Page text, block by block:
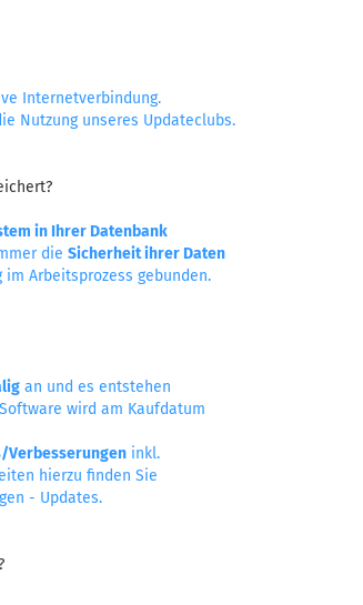
Internetverbindung.
Nutzung unseres Updateclubs.
in Ihrer Datenbank
die Sicherheit ihrer Daten
Arbeitsprozess gebunden.
an und es entstehen
wird am Kaufdatum
Verbesserungen inkl.
hierzu finden Sie
- Updates.